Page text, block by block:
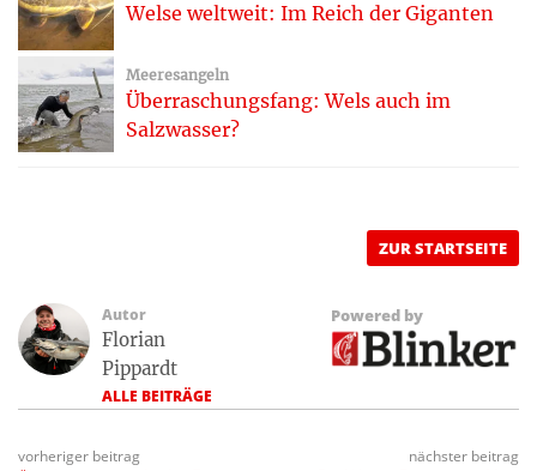
Welse weltweit: Im Reich der Giganten
Meeresangeln
Überraschungsfang: Wels auch im
Salzwasser?
ZUR STARTSEITE
Autor
Florian
Pippardt
ALLE BEITRÄGE
Powered by
vorheriger beitrag
nächster beitrag